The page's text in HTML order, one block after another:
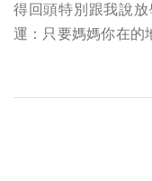
得回頭特別跟我說
運：只要媽媽你在的